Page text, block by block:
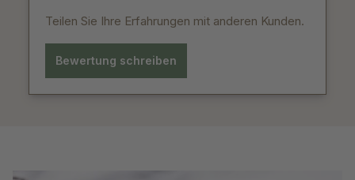
Teilen Sie Ihre Erfahrungen mit anderen Kunden.
Bewertung schreiben